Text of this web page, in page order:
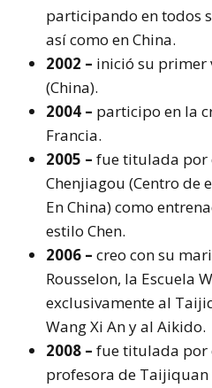
participando en todos
así como en China.
2002 – inició su primer
(China).
2004 – participo en la
Francia.
2005 – fue titulada por
Chenjiagou (Centro de
En China) como
estilo Chen.
2006 – creo con su
Rousselon, la Escuela
exclusivamente al
Wang Xi An y al Aikido.
2008 – fue titulada por
profesora de Taijiquan